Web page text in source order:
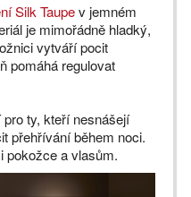
Silk Taupev jemném
je mimořádně hladký,
vytváří pocit
pomáhá regulovat
ty, kteří nesnášejí
přehřívání během noci.
pokožce a vlasům.